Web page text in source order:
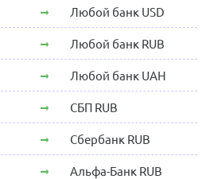
Любой банк USD
Любой банк RUB
Любой банк UAH
СБП RUB
Сбербанк RUB
Альфа-Банк RUB